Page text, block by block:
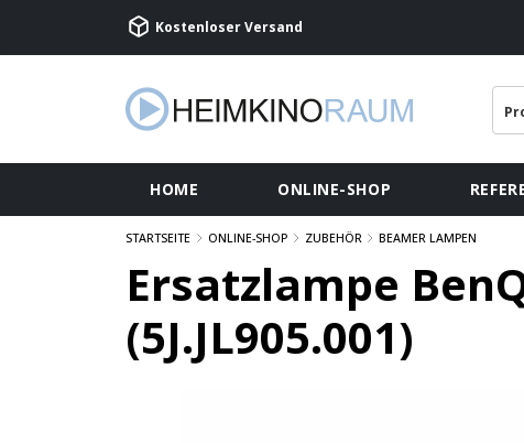
Kostenloser Versand
HOME ONLINE-SHOP
STARTSEITE ONLINE-SHOP ZUBEHÖR BEAMER LAMPEN
Ersatzlampe
(5J.JL905.001)